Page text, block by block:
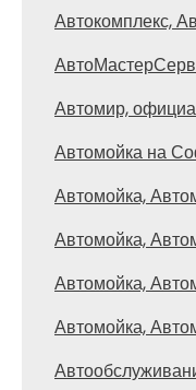
Автокомплекс,
Автомир,
Автомойка на
Автомойка,
Автомойка,
Автомойка,
Автомойка,